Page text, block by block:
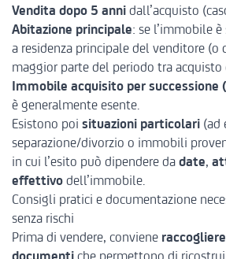
Vendita dopo 5 anni dall’acquisto
Abitazione principale: se l’immobile
a residenza principale del venditore (o
maggior parte del periodo tra acquisto
Immobile acquisito per successione
è generalmente esente.
Esistono poi situazioni particolari (ad
separazione/divorzio o immobili
in cui l’esito può dipendere da date,
effettivo dell’immobile.
Consigli pratici e documentazione
senza rischi
Prima di vendere, conviene
documenti che permettono di